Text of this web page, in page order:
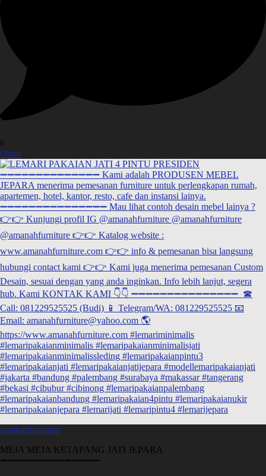
0
Open
amanahfurniture
MEJA MEJA KETAPANG JATI JEPARA
➖➖➖➖➖➖➖➖➖➖➖➖➖➖